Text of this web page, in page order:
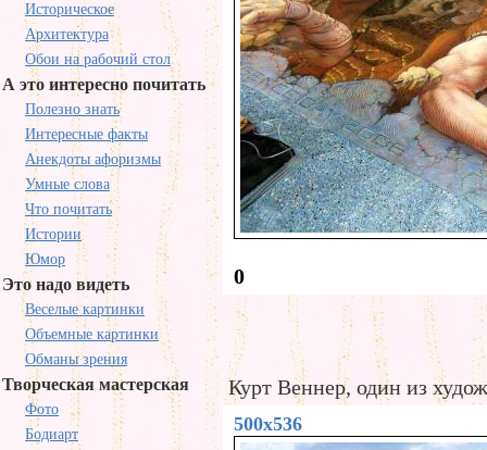
Историческое
Архитектура
Обои на рабочий стол
А это интересно почитать
Полезно знать
Интересные факты
Анекдоты афоризмы
Умные слова
Что почитать
Истории
Юмор
Это надо видеть
Веселые картинки
Объемные картинки
Обманы зрения
Творческая мастерская
Фото
Бодиарт
0
Курт Веннер, один из
500x536